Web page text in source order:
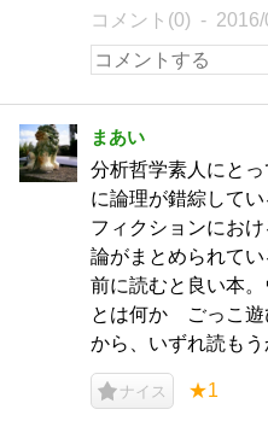
コメント(0)
まあい
分析哲学素人にと
に論理が錯綜して
フィクションにお
論がまとめられて
前に読むと良い本
とは何か ごっこ遊
から、いずれ読もう
ナイス ★1